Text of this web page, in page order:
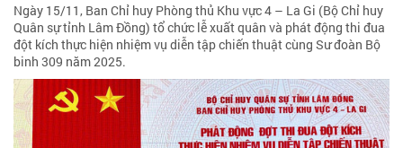
Ngày 15/11, Ban Chỉ huy Phòng thủ Khu vực 4 – La Gi (Bộ Chỉ huy
Quân sự tỉnh Lâm Đồng) tổ chức lễ xuất quân và phát động thi đua
đột kích thực hiện nhiệm vụ diễn tập chiến thuật cùng Sư đoàn Bộ
binh 309 năm 2025.